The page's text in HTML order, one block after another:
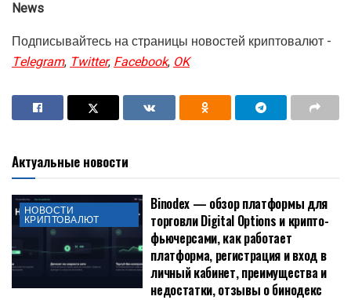
News
Подписывайтесь на страницы новостей криптовалют -
Telegram, Twitter, Facebook, OK
Актуальные новости
НОВОСТИ
КРИПТОВАЛЮТ
Binodex — обзор платформы для
торговли Digital Options и крипто-
фьючерсами, как работает
платформа, регистрация и вход в
личный кабинет, преимущества и
недостатки, отзывы о бинодекс